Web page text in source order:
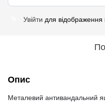
Увійти для відображення
Опис
Металевий антивандальний